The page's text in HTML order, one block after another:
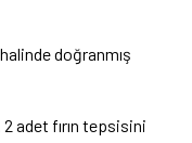
doğranmış
2 adet fırın tepsisini